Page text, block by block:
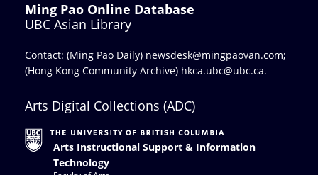
Ming Pao Online Database
UBC Asian Library
Contact: (Ming Pao Daily) newsdesk@mingpaovan.com;
(Hong Kong Community Archive) hkca.ubc@ubc.ca.
Arts Digital Collections (ADC)
Arts Instructional Support & Information
Technology